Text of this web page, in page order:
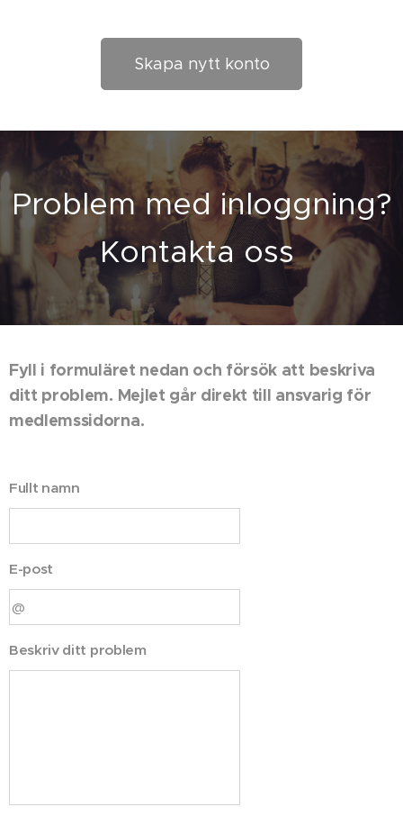
Skapa nytt konto
Problem med inloggning?
Kontakta oss
Fyll i formuläret nedan och försök att beskriva
ditt problem. Mejlet går direkt till ansvarig för
medlemssidorna.
Fullt namn
E-post
Beskriv ditt problem